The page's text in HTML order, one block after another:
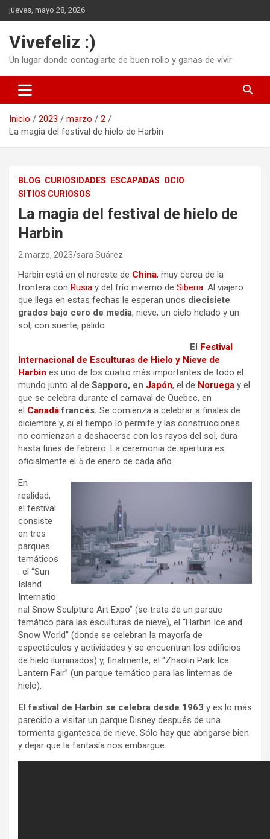
Saltar
al
jueves, mayo 28, 2026
Vivefeliz :)
Un lugar donde contagiarte de buen rollo y ganas de vivir
Inicio 2023 marzo
2
La magia del festival de hielo de Harbin
BLOG CURIOSIDADES ESCAPADAS OCIO
SITIOS CURIOSOS
La magia del festival de hielo de
Harbin
2 marzo, 2023 sara Suárez
Harbin está en el noreste de China, muy cerca de la
frontera con Rusia y del frío invierno de Siberia. Al viajero
que llega en estas fechas le esperan unos diecisiete
grados bajo cero de media, nieve, un cielo helado y un
sol, con suerte, pálido.
El Festival
Internacional de Esculturas de Hielo y Nieve de
Harbin es uno de los cuatro más importantes de todo el
mundo junto al de Sapporo, en Japón, el de Noruega y el
que se celebra durante el carnaval de Quebec, en
el Canadáfrancés. Se comienza a celebrar a finales de
diciembre y, si el tiempo lo permite y las construcciones
no comienzan a deshacerse con los rayos del sol, dura
hasta fines de febrero. La ceremonia de apertura es
oficialmente el 5 de enero de cada año.
En
realidad,
el festival
consiste
en tres
parques
temáticos
: el “Sun
Island
Internatio
nal Snow Sculpture Art Expo” (se trata de un parque
temático para las esculturas de nieve), el “Harbin Ice and
Snow World” (donde se celebran la mayoría de
espectáculos y actividades y se encuentran los edificios
de hielo iluminados) y, finalmente, el “Zhaolin Park Ice
Lantern Fair” (un parque temático para las linternas de
hielo).
El festival de Harbin se celebra desde 1963 y es lo más
parecido a visitar un parque Disney después de una
tormenta gigantesca de nieve. Sólo hay que abrigarse bien
y dejar que la fantasía nos embargue.